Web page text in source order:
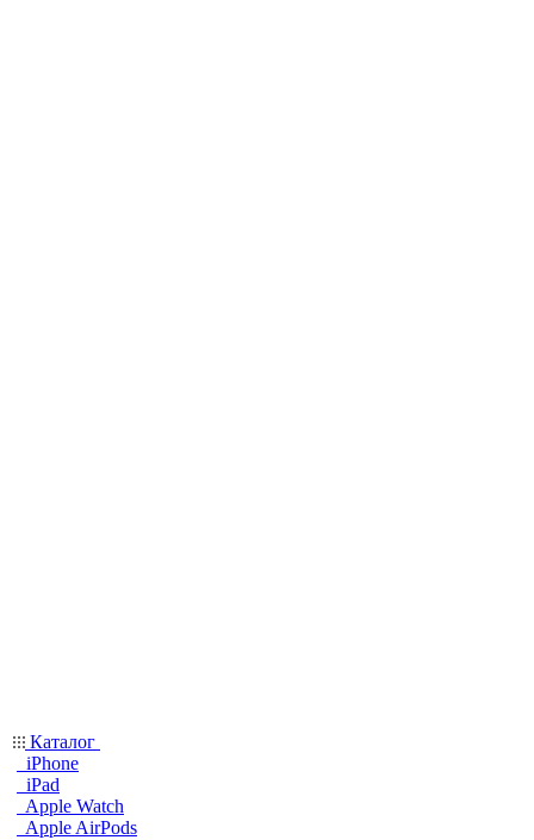
Каталог
iPhone
iPad
Apple Watch
Apple AirPods